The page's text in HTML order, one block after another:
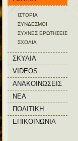
ΙΣΤΟΡΙΑ
ΣΥΝΔΕΣΜΟΙ
ΣΥΧΝΕΣ ΕΡΩΤΗΣΕΙΣ
ΣΧΟΛΙΑ
ΣΚΥΛΙΑ
VIDEOS
ΑΝΑΚΟΙΝΩΣΕΙΣ
ΝΕΑ
ΠΟΛΙΤΙΚΗ
ΕΠΙΚΟΙΝΩΝΙΑ